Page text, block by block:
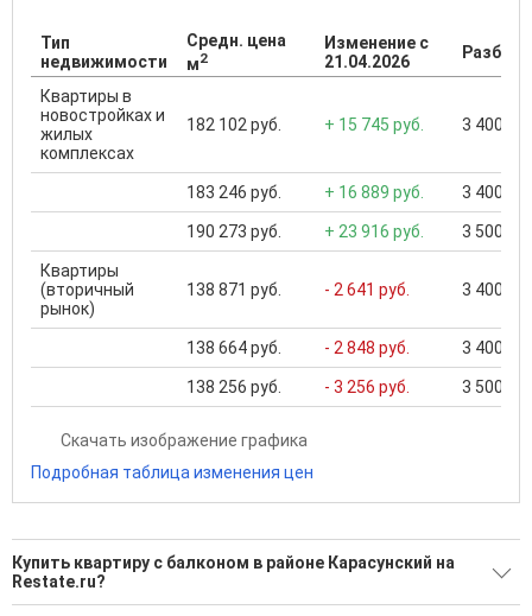
Тип
недвижимости
Средн. цена
м2
Изменение с
21.04.2026
Квартиры в
новостройках и
жилых
комплексах
182 102 руб. + 15 745 руб. 3 400
183 246 руб. + 16 889 руб. 3 400
190 273 руб. + 23 916 руб. 3 500
Квартиры
(вторичный
рынок)
138 871 руб. - 2 641 руб. 3 400
138 664 руб. - 2 848 руб. 3 400
138 256 руб. - 3 256 руб. 3 500
Скачать изображение графика
Подробная таблица изменения цен
Купить квартиру с балконом в районе Карасунский на
Restate.ru?